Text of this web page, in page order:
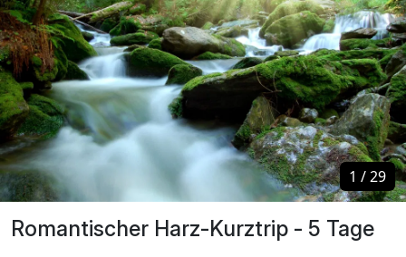
Romantischer Harz-Kurztrip - 5 Tage
1 /29
1 /29